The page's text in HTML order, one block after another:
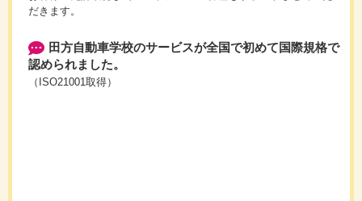
だきます。
田方自動車学校のサービスが全国で初めて国際規格で
認められました。
（ISO21001取得）